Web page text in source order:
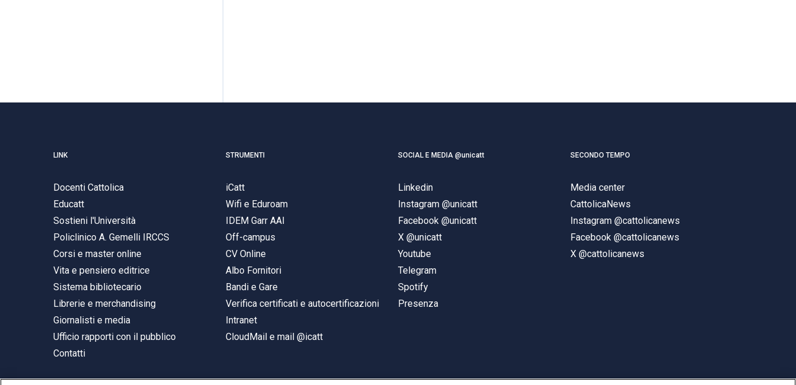
LINK
Docenti Cattolica
Educatt
Sostieni l'Università
Policlinico A. Gemelli IRCCS
Corsi e master online
Vita e pensiero editrice
Sistema bibliotecario
Librerie e merchandising
Giornalisti e media
Ufficio rapporti con il pubblico
Contatti
STRUMENTI
iCatt
Wifi e Eduroam
IDEM Garr AAI
Off-campus
CV Online
Albo Fornitori
Bandi e Gare
Verifica certificati e autocertificazioni
Intranet
CloudMail e mail @icatt
SOCIAL E MEDIA @unicatt
Linkedin
Instagram @unicatt
Facebook @unicatt
X @unicatt
Youtube
Telegram
Spotify
Presenza
SECONDO TEMPO
Media center
CattolicaNews
Instagram @cattolicanews
Facebook @cattolicanews
X @cattolicanews